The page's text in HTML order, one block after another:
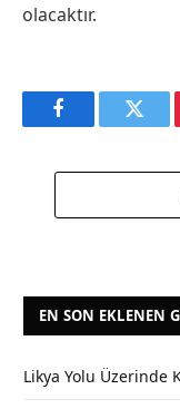
olacaktır.
Facebook
EN SON EKLENEN
Likya Yolu Üzerinde